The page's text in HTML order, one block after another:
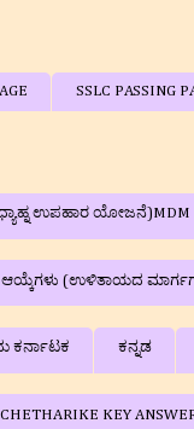
SSLC PASSING
ಉಪಹಾರ ಯೋಜನೆ)MDM
(ಉಳಿತಾಯದ
ಕರ್ನಾಟಕ ಕನ್ನಡ
KEY